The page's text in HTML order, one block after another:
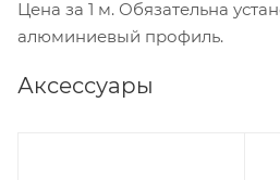
Цена за 1 м. Обязательна
алюминиевый профиль.
Аксессуары